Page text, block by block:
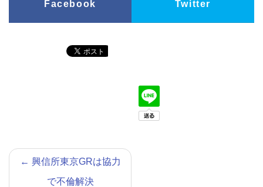
Facebook Twitter
← 興信所東京GRは協力
で不倫解決